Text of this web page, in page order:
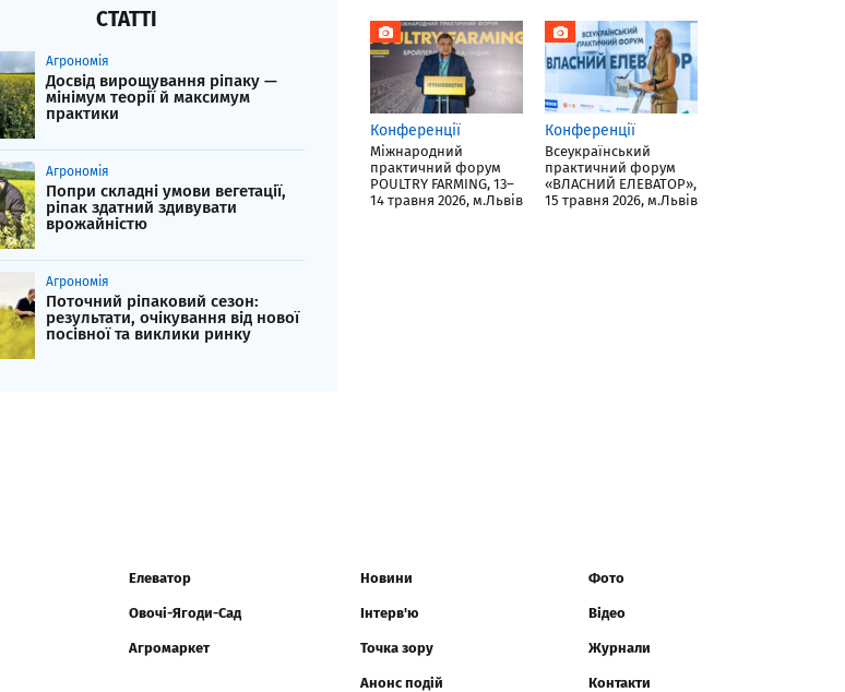
СТАТТІ
Агрономія
Досвід вирощування ріпаку —
мінімум теорії й максимум
практики
Агрономія
Попри складні умови вегетації,
ріпак здатний здивувати
врожайністю
Агрономія
Поточний ріпаковий сезон:
результати, очікування від нової
посівної та виклики ринку
Конференції
Міжнародний
практичний форум
POULTRY FARMING, 13–
14 травня 2026, м.Львів
Конференції
Всеукраїнський
практичний форум
«ВЛАСНИЙ ЕЛЕВАТОР»,
15 травня 2026, м.Львів
Елеватор
Овочі-Ягоди-Сад
Агромаркет
Новини
Інтерв'ю
Точка зору
Анонс подій
Фото
Відео
Журнали
Контакти